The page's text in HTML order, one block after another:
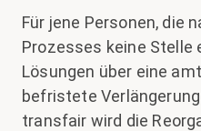
Für jene Personen, die
Prozesses keine Stelle
Lösungen über eine
befristete
transfair wird die